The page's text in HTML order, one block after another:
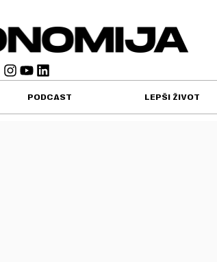
PODCAST LEPŠI ŽIVOT